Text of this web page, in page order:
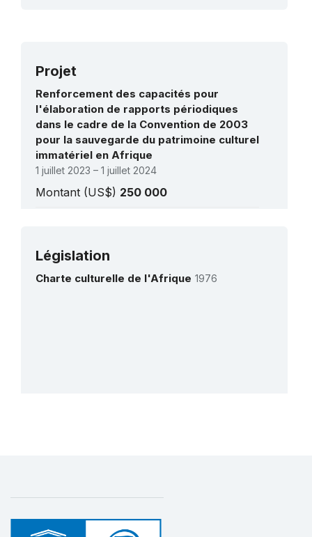
Projet
Renforcement des capacités pour
l'élaboration de rapports périodiques
dans le cadre de la Convention de 2003
pour la sauvegarde du patrimoine culturel
immatériel en Afrique
1 juillet 2023 – 1 juillet 2024
Montant (US$) 250 000
immatériel en Afrique de l'Est
Législation
Charte culturelle de l'Afrique 1976